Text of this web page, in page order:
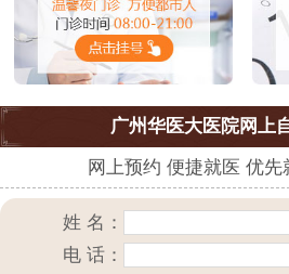
广州华医大医院网上
网上预约 便捷就医 优先
姓 名：
电 话：